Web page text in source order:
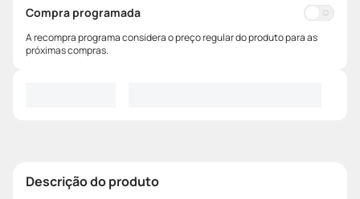
Compra programada
A recompra programa considera o preço regular do produto para as
próximas compras.
Descrição do produto